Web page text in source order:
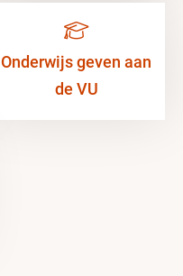
Onderwijs geven aan
de VU